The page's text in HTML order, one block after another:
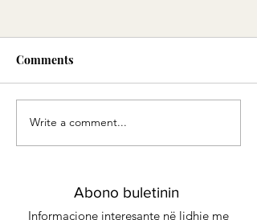
Green Smoothie -
Energjia e gjelbër
Comments
Write a comment...
Abono buletinin
Informacione interesante në lidhje me